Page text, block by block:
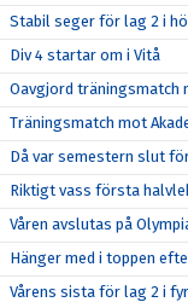
Stabil seger för lag 2 i
Div 4 startar om i Vitå
Oavgjord träningsmatch
Träningsmatch mot
Då var semestern slut
Riktigt vass första
Våren avslutas på
Hänger med i toppen
Vårens sista för lag 2 i